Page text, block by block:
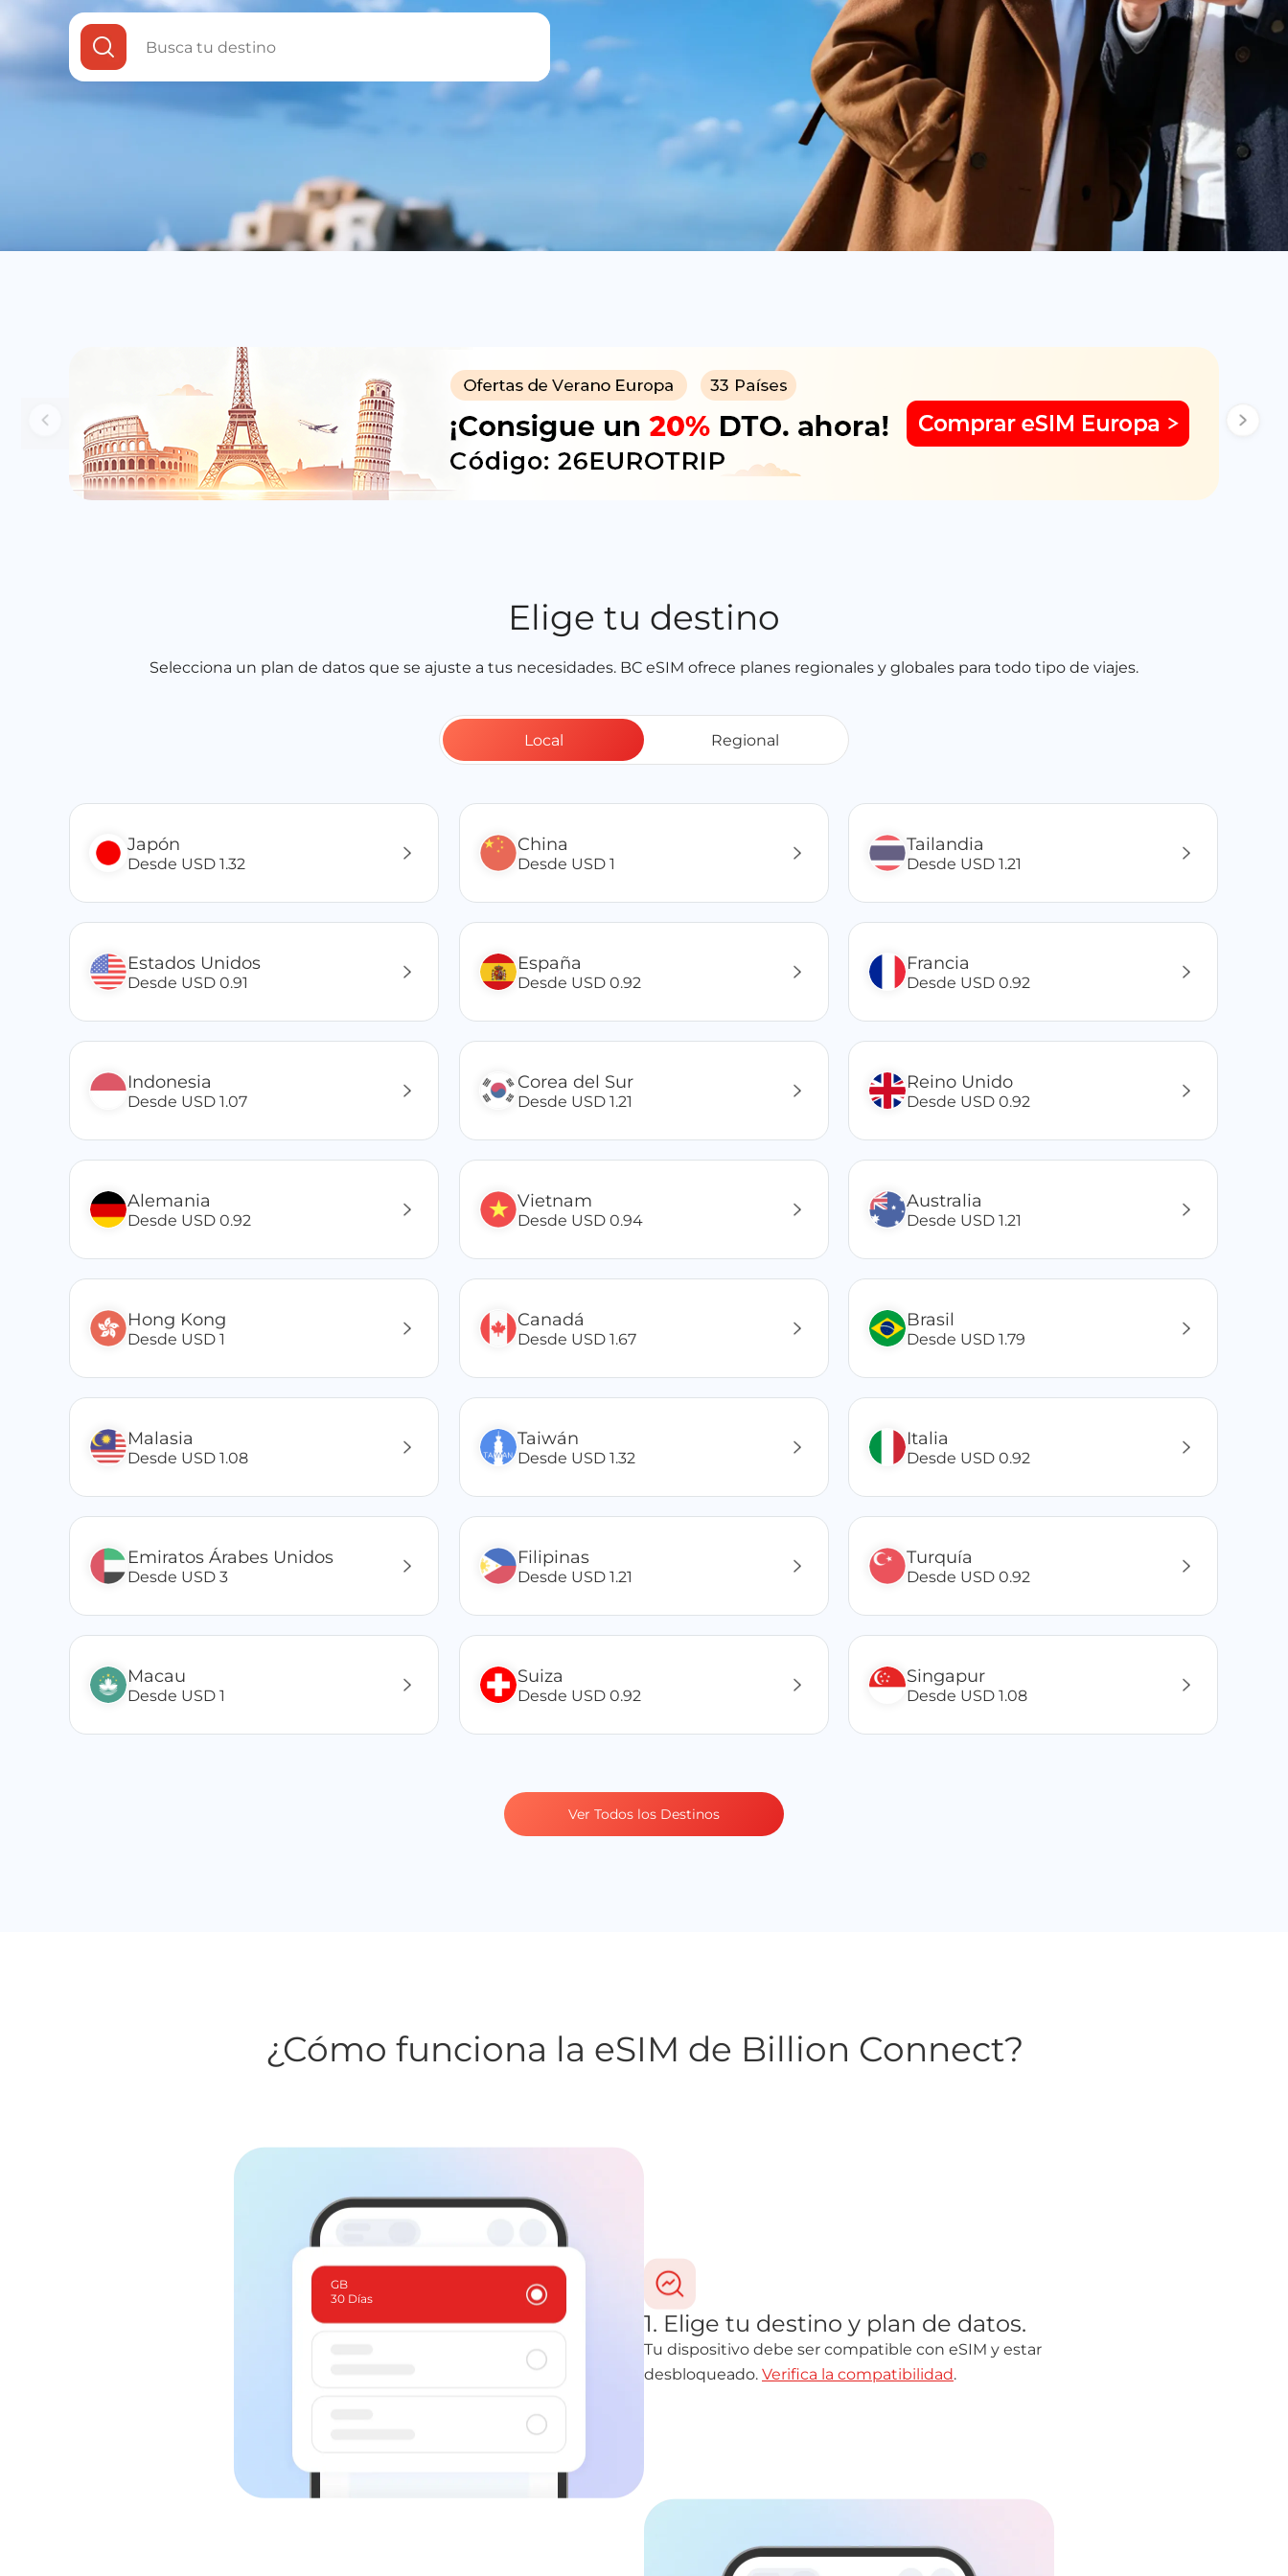
Elige tu destino
Selecciona un plan de datos que se ajuste a tus necesidades. BC eSIM ofrece planes regionales y globales para todo tipo de viajes.
Local Regional
Japón
Desde USD 1.32
China
Desde USD 1
Tailandia
Desde USD 1.21
Estados Unidos
Desde USD 0.91
España
Desde USD 0.92
Francia
Desde USD 0.92
Indonesia
Desde USD 1.07
Corea del Sur
Desde USD 1.21
Reino Unido
Desde USD 0.92
Alemania
Desde USD 0.92
Vietnam
Desde USD 0.94
Australia
Desde USD 1.21
Hong Kong
Desde USD 1
Canadá
Desde USD 1.67
Brasil
Desde USD 1.79
Malasia
Desde USD 1.08
Taiwán
Desde USD 1.32
Italia
Desde USD 0.92
Emiratos Árabes Unidos
Desde USD 3
Filipinas
Desde USD 1.21
Turquía
Desde USD 0.92
Macau
Desde USD 1
Suiza
Desde USD 0.92
Singapur
Desde USD 1.08
Ver Todos los Destinos
¿Cómo funciona la eSIM de Billion Connect?
GB
30 Días
1. Elige tu destino y plan de datos.
Tu dispositivo debe ser compatible con eSIM y estar
desbloqueado. Verifica la compatibilidad.